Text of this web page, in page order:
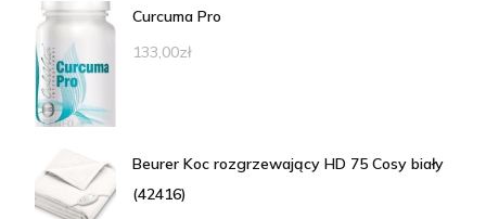
Curcuma Pro
133,00zł
Beurer Koc rozgrzewający HD 75 Cosy biały
(42416)